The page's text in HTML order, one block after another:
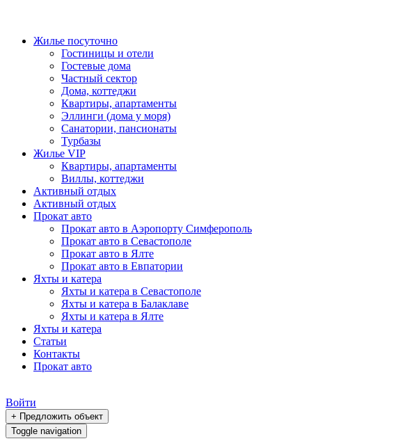
Жилье посуточно
Гостиницы и отели
Гостевые дома
Частный сектор
Дома, коттеджи
Квартиры, апартаменты
Эллинги (дома у моря)
Санатории, пансионаты
Турбазы
Жилье VIP
Квартиры, апартаменты
Виллы, коттеджи
Активный отдых
Активный отдых
Прокат авто
Прокат авто в Аэропорту Симферополь
Прокат авто в Севастополе
Прокат авто в Ялте
Прокат авто в Евпатории
Яхты и катера
Яхты и катера в Севастополе
Яхты и катера в Балаклаве
Яхты и катера в Ялте
Яхты и катера
Статьи
Контакты
Прокат авто
Войти
+ Предложить объект
Toggle navigation